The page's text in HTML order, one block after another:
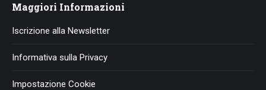
Maggiori Informazioni
Iscrizione alla Newsletter
Informativa sulla Privacy
Impostazione Cookie